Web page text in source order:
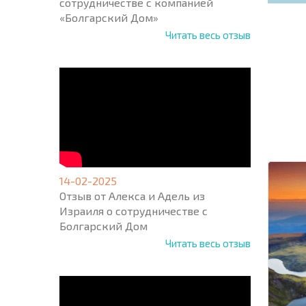
«Болгарский Дом»
Читать весь отзыв
14-02-2025
Отзыв от Алекса и Адель из
Израиля о сотрудничестве с
Болгарский Дом
Читать весь отзыв
States
+1
* Поля